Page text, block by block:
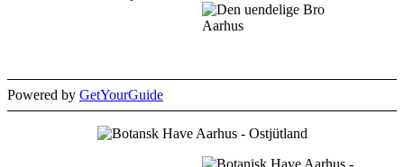
Powered by GetYourGuide